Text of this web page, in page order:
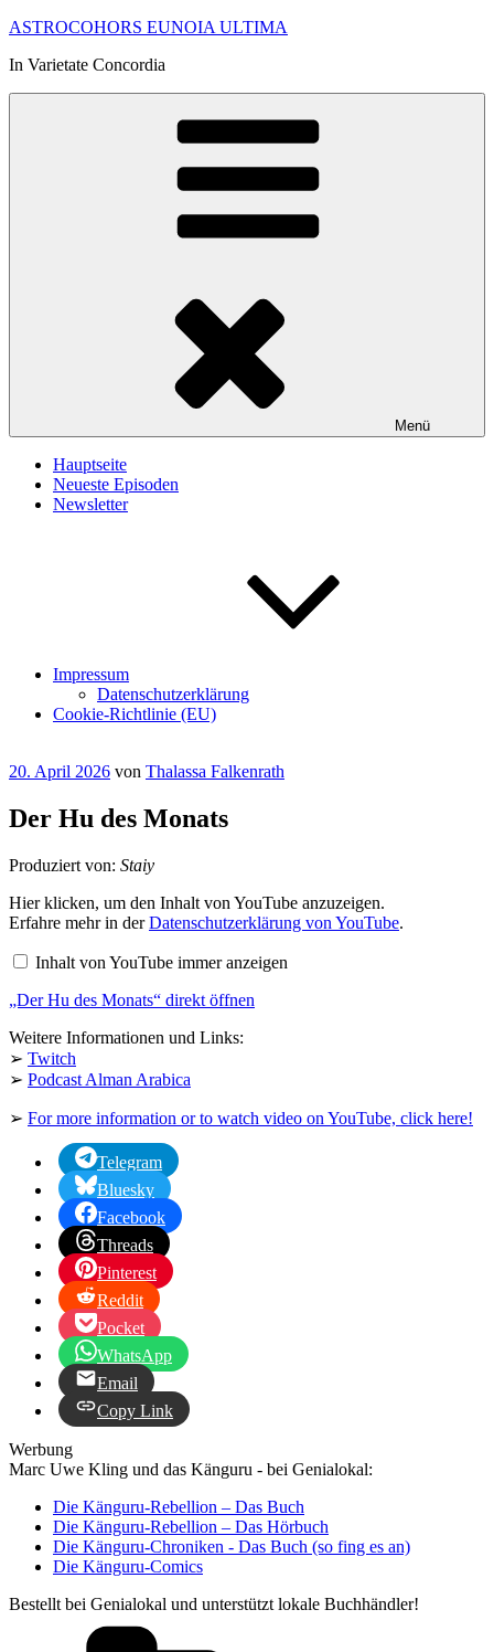
Zum
springen
ASTROCOHORS EUNOIA ULTIMA
In Varietate Concordia
Menü
Hauptseite
Neueste Episoden
Newsletter
Impressum
Datenschutzerklärung
Cookie-Richtlinie (EU)
Veröffentlicht
20. April 2026 von Thalassa Falkenrath
Der Hu des Monats
Produziert von: Staiy
„Der
Hu
des
von
anzeigen
Hier klicken, um den Inhalt von YouTube anzuzeigen.
Erfahre mehr in derDatenschutzerklärung von YouTube.
Inhalt von YouTube immer anzeigen
„Der Hu des Monats“ direkt öffnen
Weitere Informationen und Links:
➢ Twitch
➢ Podcast Alman Arabica
➢ For more information or to watch video on YouTube, click here!
Telegram
Bluesky
Facebook
Threads
Pinterest
Reddit
Pocket
WhatsApp
Email
Copy Link
Werbung
Marc Uwe Kling und das Känguru - bei Genialokal:
Die Känguru-Rebellion – Das Buch
Die Känguru-Rebellion – Das Hörbuch
Die Känguru-Chroniken - Das Buch (so fing es an)
Die Känguru-Comics
Bestellt bei Genialokal und unterstützt lokale Buchhändler!